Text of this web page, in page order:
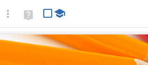
Búsqueda avanzada
Ayuda
(en
nueva)